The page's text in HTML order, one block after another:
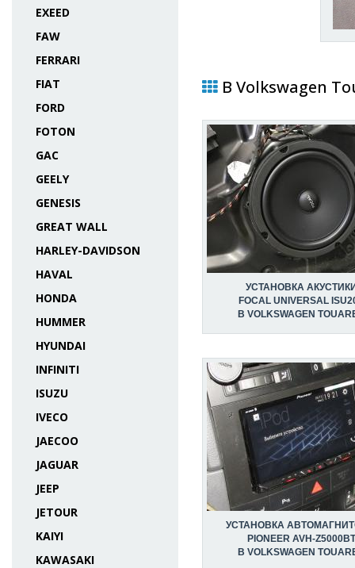
EXEED
FAW
FERRARI
FIAT
FORD
FOTON
GAC
GEELY
GENESIS
GREAT WALL
HARLEY-DAVIDSON
HAVAL
HONDA
HUMMER
HYUNDAI
INFINITI
ISUZU
IVECO
JAECOO
JAGUAR
JEEP
JETOUR
KAIYI
KAWASAKI
В Volkswagen
УСТАНОВКА
FOCAL UNIVERSAL
В VOLKSWAGEN
УСТАНОВКА
PIONEER AVH-Z5000BT
В VOLKSWAGEN